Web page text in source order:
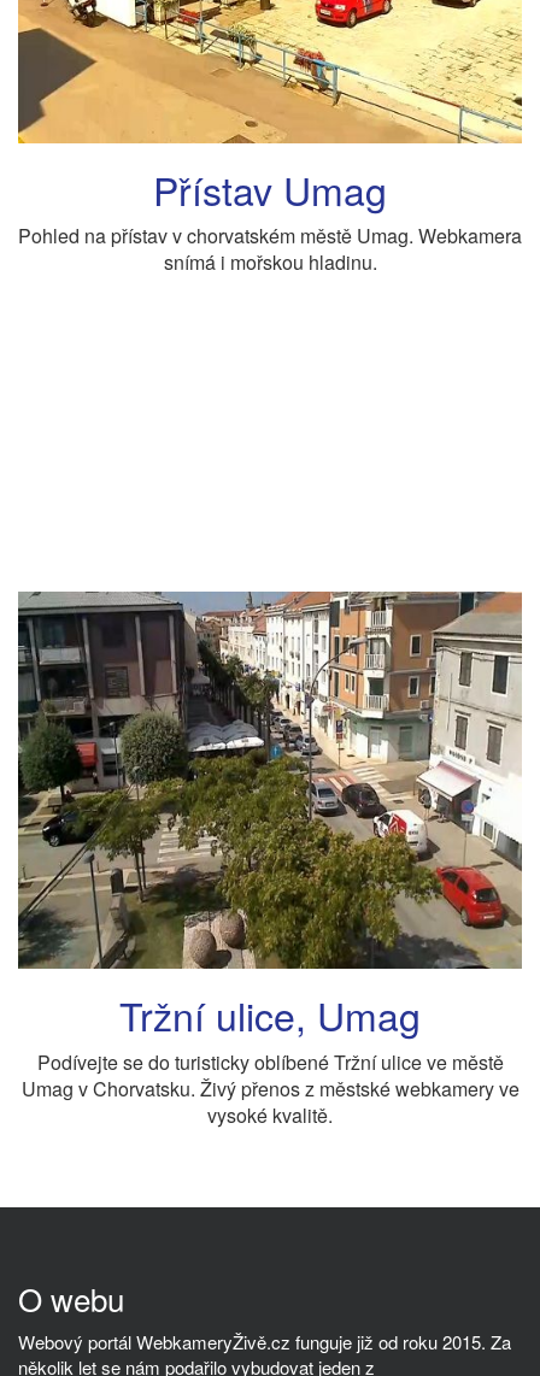
Přístav Umag
Pohled na přístav v chorvatském městě Umag. Webkamera
snímá i mořskou hladinu.
Tržní ulice, Umag
Podívejte se do turisticky oblíbené Tržní ulice ve městě
Umag v Chorvatsku. Živý přenos z městské webkamery ve
vysoké kvalitě.
O webu
Webový portál WebkameryŽivě.cz funguje již od roku 2015. Za
několik let se nám podařilo vybudovat jeden z